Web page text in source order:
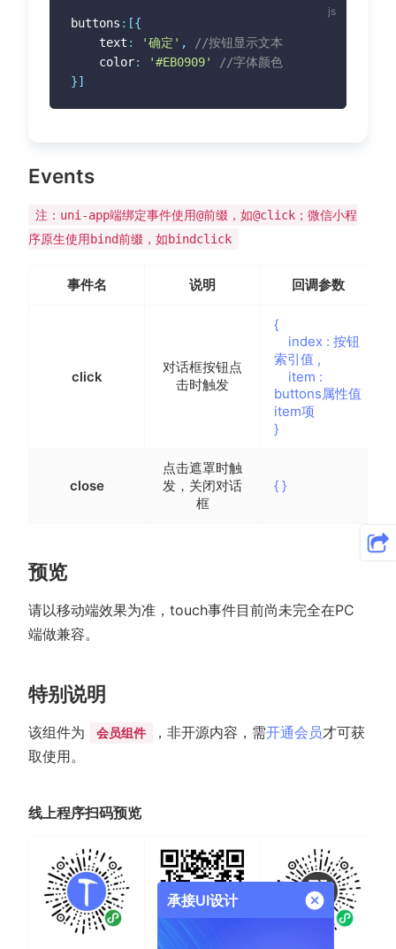
buttons : [{
	text
: '确定' ,
//按钮显示文本
	color
: '#EB0909'
//字体颜色
}]
Events
注：uni-app端绑定事件使用@前缀，如@click；微信小程
序原生使用bind前缀，如bindclick
事件名 说明 回调参数
click
对话框按钮点
击时触发
{
index : 按钮
索引值 ,
item :
buttons属性值
item项
}
close
点击遮罩时触
发，关闭对话
框
{ }
预览
请以移动端效果为准，touch事件目前尚未完全在PC
端做兼容。
特别说明
该组件为 会员组件 ，非开源内容，需开通会员才可获
取使用。
线上程序扫码预览
承接UI设计